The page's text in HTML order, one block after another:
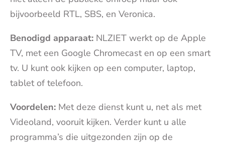
bijvoorbeeld RTL, SBS, en Veronica.
Benodigd apparaat: NLZIET werkt op de Apple
TV, met een Google Chromecast en op een smart
tv. U kunt ook kijken op een computer, laptop,
tablet of telefoon.
Voordelen: Met deze dienst kunt u, net als met
Videoland, vooruit kijken. Verder kunt u alle
programma’s die uitgezonden zijn op de